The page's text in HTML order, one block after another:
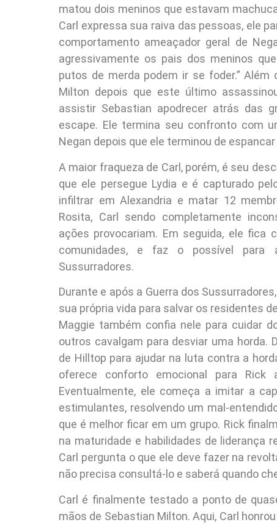
matou dois meninos que estavam
Carl expressa sua raiva das pessoas, ele
comportamento ameaçador geral de
agressivamente os pais dos meninos
putos de merda podem ir se foder.”
Milton depois que este último
assistir Sebastian apodrecer atrás das
escape. Ele termina seu confronto com
Negan depois que ele terminou de
A maior fraqueza de Carl, porém, é seu
que ele persegue Lydia e é capturado
infiltrar em Alexandria e matar 12
Rosita, Carl sendo completamente
ações provocariam. Em seguida, ele fica
comunidades, e faz o possível
Sussurradores.
Durante e após a Guerra dos
sua própria vida para salvar os residentes
Maggie também confia nele para cuidar
outros cavalgam para desviar uma horda.
de Hilltop para ajudar na luta contra a
oferece conforto emocional para
Eventualmente, ele começa a imitar a
estimulantes, resolvendo um mal-
que é melhor ficar em um grupo. Rick
na maturidade e habilidades de liderança
Carl pergunta o que ele deve fazer na
não precisa consultá-lo e saberá quando
Carl é finalmente testado a ponto de
mãos de Sebastian Milton. Aqui, Carl